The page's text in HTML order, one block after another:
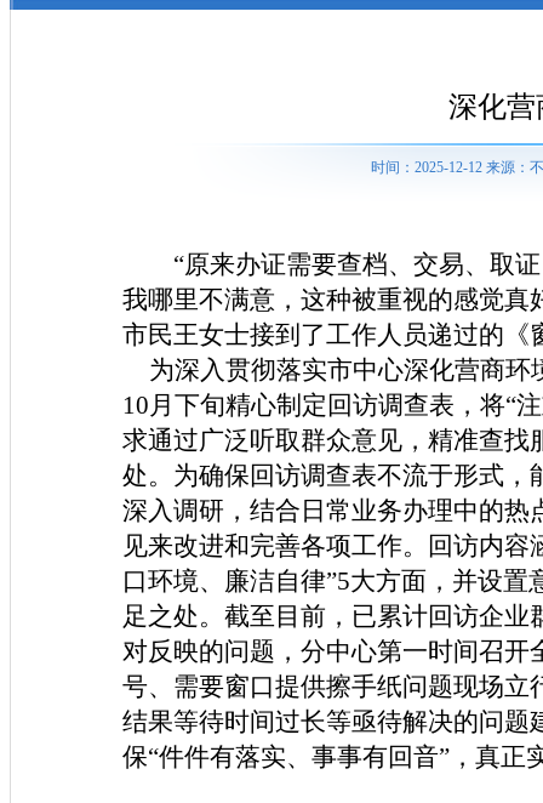
深化营
时间：2025-12-12 来源：
“原来办证需要查档、交易、取
我哪里不满意，这种被重视的感觉真
市民王女士接到了工作人员递过的《
为深入贯彻落实市中心深化营商环
10月下旬精心制定回访调查表，将“
求通过广泛听取群众意见，精准查
处。为确保回访调查表不流于形式
深入调研，结合日常业务办理中的
见来改进和完善各项工作。回访内
口环境、廉洁自律”5大方面，并设
足之处。截至目前，已累计回访企
对反映的问题，分中心第一时间召
号、需要窗口提供擦手纸问题现场
结果等待时间过长等亟待解决的问
保“件件有落实、事事有回音”，真正